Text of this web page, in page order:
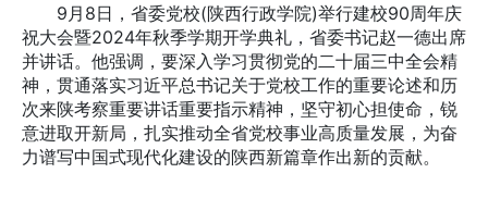
9月8日，省委党校(陕西行政学院)举行建校90周年庆
祝大会暨2024年秋季学期开学典礼，省委书记赵一德出席
并讲话。他强调，要深入学习贯彻党的二十届三中全会精
神，贯通落实习近平总书记关于党校工作的重要论述和历
次来陕考察重要讲话重要指示精神，坚守初心担使命，锐
意进取开新局，扎实推动全省党校事业高质量发展，为奋
力谱写中国式现代化建设的陕西新篇章作出新的贡献。